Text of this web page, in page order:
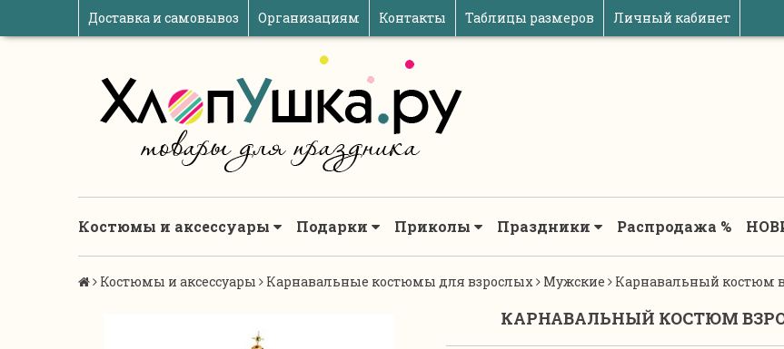
Доставка и самовывоз Организациям Контакты Таблицы размеров Личный кабинет
Костюмы и аксессуары Подарки Приколы Праздники Распродажа %
Костюмы и аксессуары Карнавальные костюмы для взрослых Мужские Карнавальный костюм
КАРНАВАЛЬНЫЙ КОСТЮМ